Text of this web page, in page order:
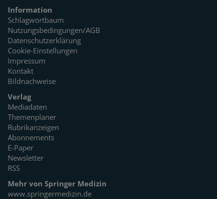
Information
Schlagwortbaum
Nutzungsbedingungen/AGB
Datenschutzerklärung
Cookie-Einstellungen
Impressum
Kontakt
Bildnachweise
Verlag
Mediadaten
Themenplaner
Rubrikanzeigen
Abonnements
E-Paper
Newsletter
RSS
Mehr von Springer Medizin
www.springermedizin.de